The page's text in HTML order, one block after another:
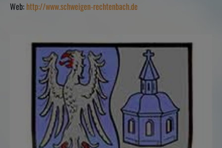
Web: http://www.schweigen-rechtenbach.de